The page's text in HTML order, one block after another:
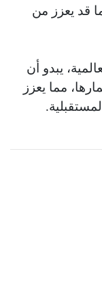
قد يعزز من
يبدو أن
مما يعزز